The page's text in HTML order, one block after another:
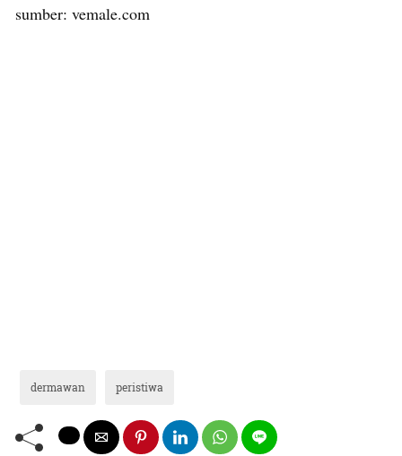
sumber: vemale.com
dermawan peristiwa